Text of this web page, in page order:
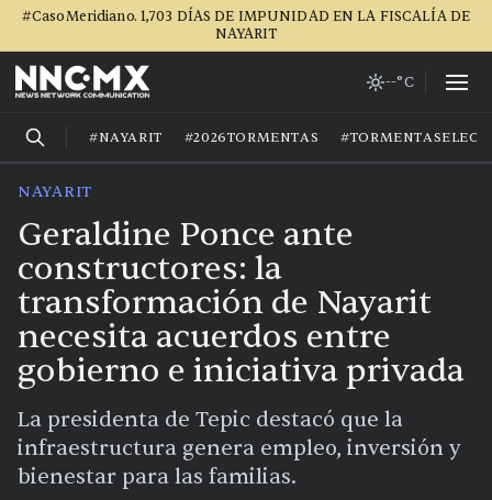
#CasoMeridiano. 1,703 DÍAS DE IMPUNIDAD EN LA FISCALÍA DE
NAYARIT
--°C
#NAYARIT #2026TORMENTAS
NAYARIT
Geraldine Ponce ante
constructores: la
transformación de Nayarit
necesita acuerdos entre
gobierno e iniciativa privada
La presidenta de Tepic destacó que la
infraestructura genera empleo, inversión y
bienestar para las familias.